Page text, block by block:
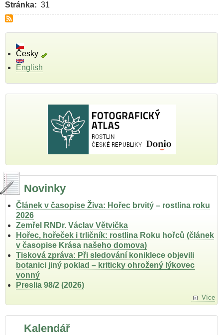
Stránka
31
Česky
English
Novinky
Článek v časopise Živa: Hořec brvitý – rostlina roku
2026
Zemřel RNDr. Václav Větvička
Hořec, hořeček i trličník: rostlina Roku hořců (článek
v časopise Krása našeho domova)
Tisková zpráva: Při sledování koniklece objevili
botanici jiný poklad – kriticky ohrožený lýkovec
vonný
Preslia 98/2 (2026)
Více
Kalendář